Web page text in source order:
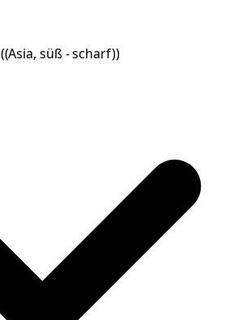
((Asia, süß - scharf))